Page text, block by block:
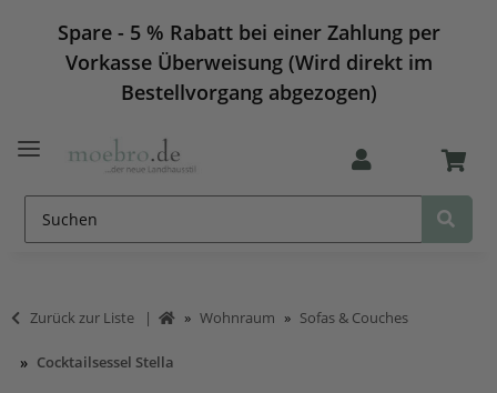
Spare - 5 % Rabatt bei einer Zahlung per
Vorkasse Überweisung (Wird direkt im
Bestellvorgang abgezogen)
Zurück zur Liste Wohnraum Sofas & Couches
Cocktailsessel Stella